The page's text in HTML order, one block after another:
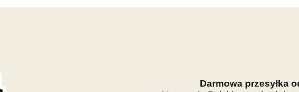
Darmowa przesyłka